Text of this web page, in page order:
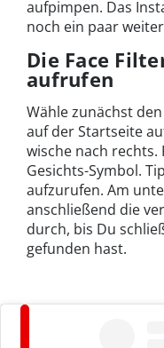
aufpimpen. Das
noch ein paar
Die Face
aufrufen
Wähle zunächst den
auf der Startseite
wische nach rechts.
Gesichts-Symbol.
aufzurufen. Am
anschließend die
durch, bis Du
gefunden hast.